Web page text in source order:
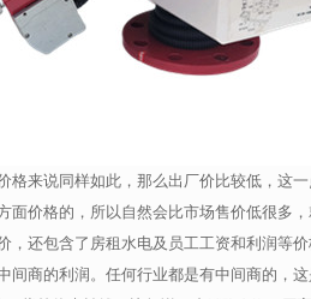
格来说同样如此，那么出厂价比较低，这
面价格的，所以自然会比市场售价低很多
还包含了房租水电及员工工资和利润等价
间商的利润。任何行业都是有中间商的，